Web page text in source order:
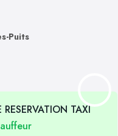
Puits
RESERVATION TAXI